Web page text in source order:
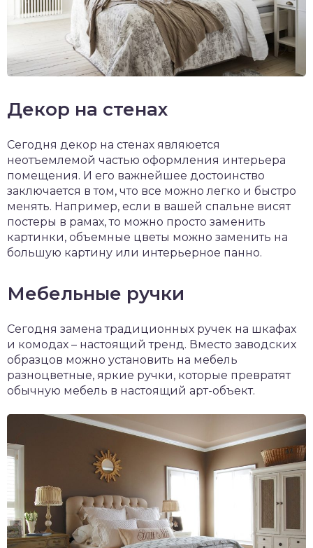
Декор на стенах
Сегодня декор на стенах являюется
неотъемлемой частью оформления интерьера
помещения. И его важнейшее достоинство
заключается в том, что все можно легко и быстро
менять. Например, если в вашей спальне висят
постеры в рамах, то можно просто заменить
картинки, объемные цветы можно заменить на
большую картину или интерьерное панно.
Мебельные ручки
Сегодня замена традиционных ручек на шкафах
и комодах – настоящий тренд. Вместо заводских
образцов можно установить на мебель
разноцветные, яркие ручки, которые превратят
обычную мебель в настоящий арт-объект.